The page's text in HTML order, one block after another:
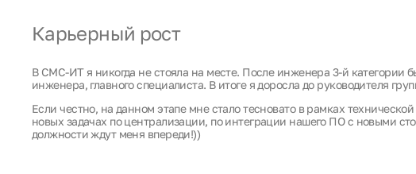
Карьерный рост
В СМС-ИТ я никогда не стояла на месте. После инженера 3-й категории
инженера, главного специалиста. В итоге я доросла до руководителя
Если честно, на данном этапе мне стало тесновато в рамках
новых задачах по централизации, по интеграции нашего ПО с новыми
должности ждут меня впереди!))